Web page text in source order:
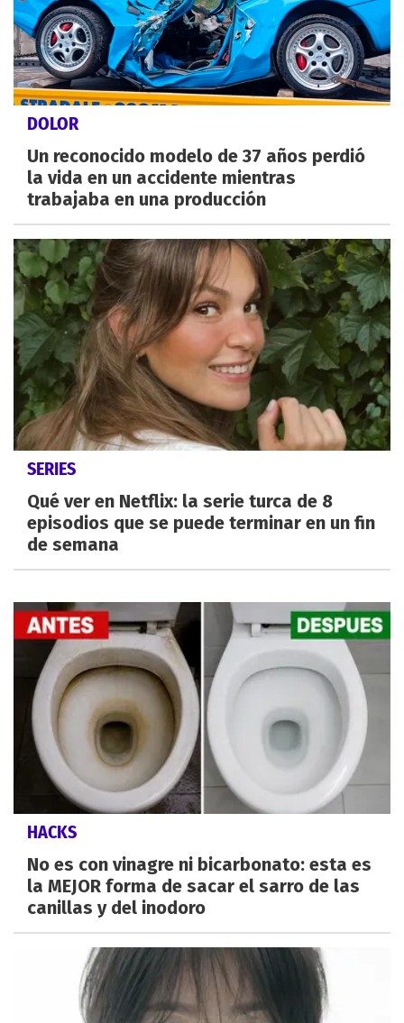
DOLOR
Un reconocido modelo de 37 años perdió
la vida en un accidente mientras
trabajaba en una producción
SERIES
Qué ver en Netflix: la serie turca de 8
episodios que se puede terminar en un fin
de semana
HACKS
No es con vinagre ni bicarbonato: esta es
la MEJOR forma de sacar el sarro de las
canillas y del inodoro